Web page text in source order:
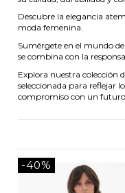
Descubre la elegancia
moda femenina.
Sumérgete en el mundo
se combina con la
Explora nuestra colección
seleccionada para reflejar
compromiso con un futuro
-40%